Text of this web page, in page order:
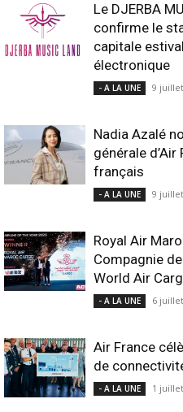
Le DJERBA
confirme le
capitale
électronique
- A LA UNE 9
Nadia Azalé
générale
français
- A LA UNE 9
Royal Air
Compagnie
World Air
- A LA UNE 6
Air France
de
- A LA UNE 1